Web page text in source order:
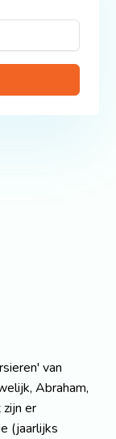
van
Abraham,
zijn er
(jaarlijks